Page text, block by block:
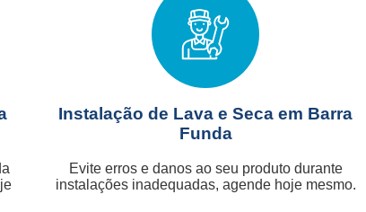
Instalação de Lava e Seca em Barra
Funda
Evite erros e danos ao seu produto durante
instalações inadequadas, agende hoje mesmo.